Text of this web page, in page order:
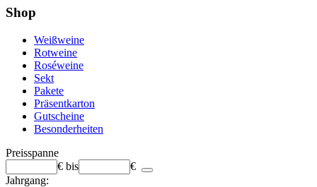
Shop
Weißweine
Rotweine
Roséweine
Sekt
Pakete
Präsentkarton
Gutscheine
Besonderheiten
Preisspanne
€ bis
€
Jahrgang: